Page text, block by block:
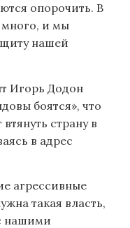
опорочить. В
много, и мы
нашей
Игорь Додон
боятся», что
страну в
в адрес
агрессивные
такая власть,
нашими